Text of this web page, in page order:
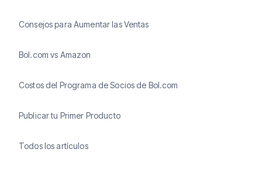
Consejos para Aumentar las Ventas
Bol.com vs Amazon
Costos del Programa de Socios de Bol.com
Publicar tu Primer Producto
Todos los artículos